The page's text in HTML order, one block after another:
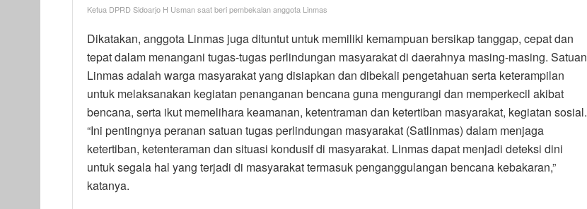
Ketua DPRD Sidoarjo H Usman saat beri pembekalan anggota Linmas
Dikatakan, anggota Linmas juga dituntut untuk memiliki kemampuan bersikap tanggap, cepat dan
tepat dalam menangani tugas-tugas perlindungan masyarakat di daerahnya masing-masing. Satuan
Linmas adalah warga masyarakat yang disiapkan dan dibekali pengetahuan serta keterampilan
untuk melaksanakan kegiatan penanganan bencana guna mengurangi dan memperkecil akibat
bencana, serta ikut memelihara keamanan, ketentraman dan ketertiban masyarakat, kegiatan sosial.
“Ini pentingnya peranan satuan tugas perlindungan masyarakat (Satlinmas) dalam menjaga
ketertiban, ketenteraman dan situasi kondusif di masyarakat. Linmas dapat menjadi deteksi dini
untuk segala hal yang terjadi di masyarakat termasuk penganggulangan bencana kebakaran,”
katanya.